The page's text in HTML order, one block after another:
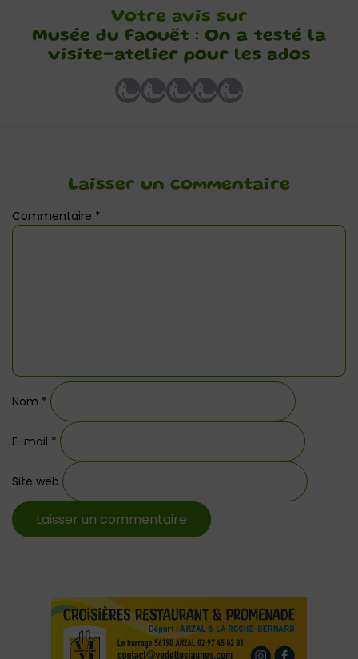
Votre avis sur
Musée du Faouët : On a testé la
visite-atelier pour les ados
Laisser un commentaire
Commentaire *
Nom *
E-mail *
Site web